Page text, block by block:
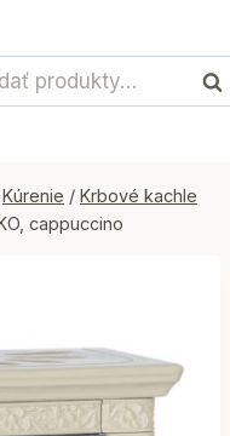
Kúrenie / Krbové kachle
cappuccino